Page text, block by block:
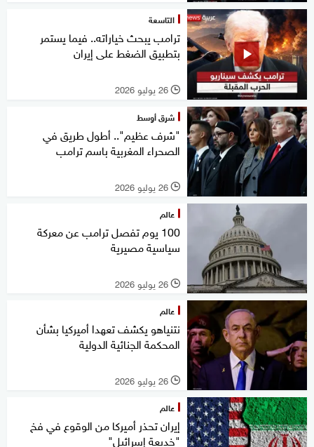
التاسعة
ترامب يبحث خياراته.. فيما يستمر
بتطبيق الضغط على إيران
l 26 يوليو 2026
شرق أوسط
"شرف عظيم".. أطول طريق في
الصحراء المغربية باسم ترامب
l 26 يوليو 2026
عالم
100 يوم تفصل ترامب عن معركة
سياسية مصيرية
l 26 يوليو 2026
عالم
نتنياهو يكشف تعهدا أميركيا بشأن
المحكمة الجنائية الدولية
l 26 يوليو 2026
عالم
إيران تحذر أميركا من الوقوع في فخ
"خديعة إسرائيل"